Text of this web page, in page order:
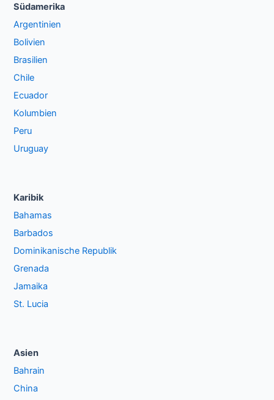
Südamerika
Argentinien
Bolivien
Brasilien
Chile
Ecuador
Kolumbien
Peru
Uruguay
Karibik
Bahamas
Barbados
Dominikanische Republik
Grenada
Jamaika
St. Lucia
Asien
Bahrain
China